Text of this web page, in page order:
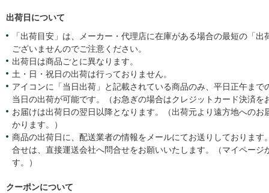
出荷日について
「出荷目安」は、メーカー・代理店に在庫がある場合の最短の「
ございませんのでご注意ください。
出荷日は商品ごとに異なります。
土・日・祝日の出荷は行っておりません。
アイコンに「当日出荷」と記載されている商品のみ、平日正午まで
当日の出荷が可能です。（お急ぎの場合はクレジットカード決済を
お届けは出荷日の翌日以降となります。（出荷元より遠方地へのお
かります。）
商品の出荷日に、配送業者の情報をメールにてお送りしております
合せは、直接運送会社へ問合せをお願いいたします。（マイページ
す。）
クーポンについて